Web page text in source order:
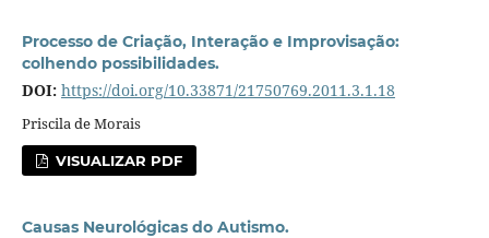
Processo de Criação, Interação e Improvisação:
colhendo possibilidades.
DOI: https://doi.org/10.33871/21750769.2011.3.1.18
Priscila de Morais
VISUALIZAR PDF
Causas Neurológicas do Autismo.